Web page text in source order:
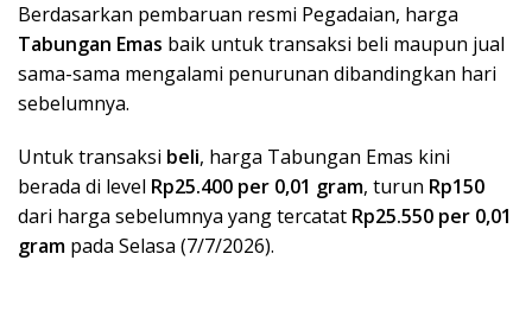
Berdasarkan pembaruan resmi Pegadaian, harga
Tabungan Emas baik untuk transaksi beli maupun jual
sama-sama mengalami penurunan dibandingkan hari
sebelumnya.
Untuk transaksi beli, harga Tabungan Emas kini
berada di level Rp25.400 per 0,01 gram, turun Rp150
dari harga sebelumnya yang tercatat Rp25.550 per 0,01
gram pada Selasa (7/7/2026).